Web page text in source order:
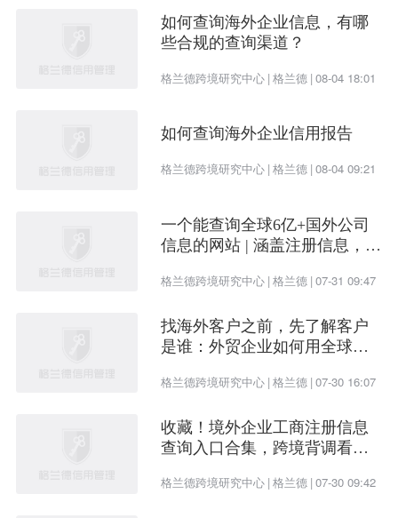
如何查询海外企业信息，有哪
些合规的查询渠道？
格兰德跨境研究中心 | 格兰德 | 08-04 18:01
如何查询海外企业信用报告
格兰德跨境研究中心 | 格兰德 | 08-04 09:21
一个能查询全球6亿+国外公司
信息的网站 | 涵盖注册信息，股
格兰德跨境研究中心 | 格兰德 | 07-31 09:47
找海外客户之前，先了解客户
是谁：外贸企业如何用全球企
格兰德跨境研究中心 | 格兰德 | 07-30 16:07
收藏！境外企业工商注册信息
查询入口合集，跨境背调看这
格兰德跨境研究中心 | 格兰德 | 07-30 09:42